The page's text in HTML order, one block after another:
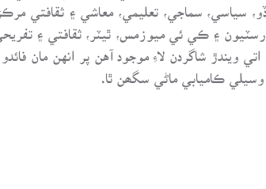
سماجي، تعليمي، معاشي ۽ ثقافتي
۽ ڪي ئي ميوزمس، ٿيٽر، ثقافتي ۽
ويندڙ شاگردن لاءِ موجود آهن پر انهن مان
ڪاميابي ماڻي سگھن ٿا.